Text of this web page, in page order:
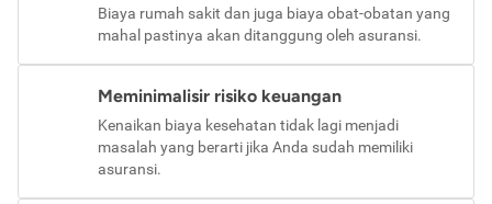
Biaya rumah sakit dan juga biaya obat-obatan yang
mahal pastinya akan ditanggung oleh asuransi.
Meminimalisir risiko keuangan
Kenaikan biaya kesehatan tidak lagi menjadi
masalah yang berarti jika Anda sudah memiliki
asuransi.